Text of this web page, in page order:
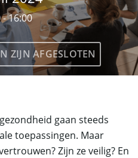
- 16:00
ZIJN AFGESLOTEN
gaan steeds
toepassingen. Maar
Zijn ze veilig? En